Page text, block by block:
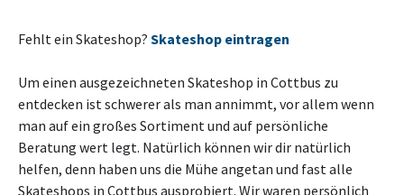
Fehlt ein Skateshop? Skateshop eintragen
Um einen ausgezeichneten Skateshop in Cottbus zu
entdecken ist schwerer als man annimmt, vor allem wenn
man auf ein großes Sortiment und auf persönliche
Beratung wert legt. Natürlich können wir dir natürlich
helfen, denn haben uns die Mühe angetan und fast alle
Skateshops in Cottbus ausprobiert. Wir waren persönlich